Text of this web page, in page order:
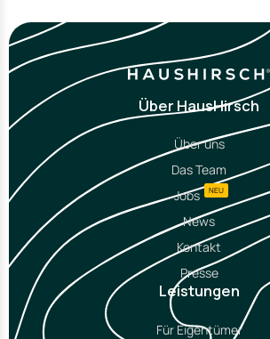
Über HausHirsch
Über uns
Das Team
Jobs
NEU
News
Kontakt
Presse
Leistungen
Für Eigentümer